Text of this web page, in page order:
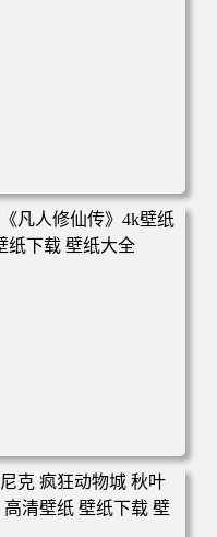
4k壁纸 3840x2160 电
仙传》4k壁纸 3840x2
纸大全